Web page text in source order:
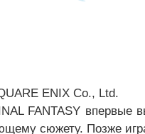
ENIX Co., Ltd.
FANTASY
сюжету. Позже